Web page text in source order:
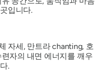
입니다.
자세, 만트라 chanting, 호
자의 내면 에너지를 깨우
.